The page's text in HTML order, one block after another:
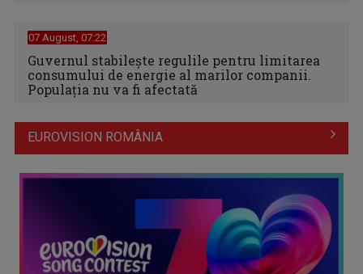
07 August, 07:22
Guvernul stabilește regulile pentru limitarea
consumului de energie al marilor companii.
Populația nu va fi afectată
EUROVISION ROMÂNIA